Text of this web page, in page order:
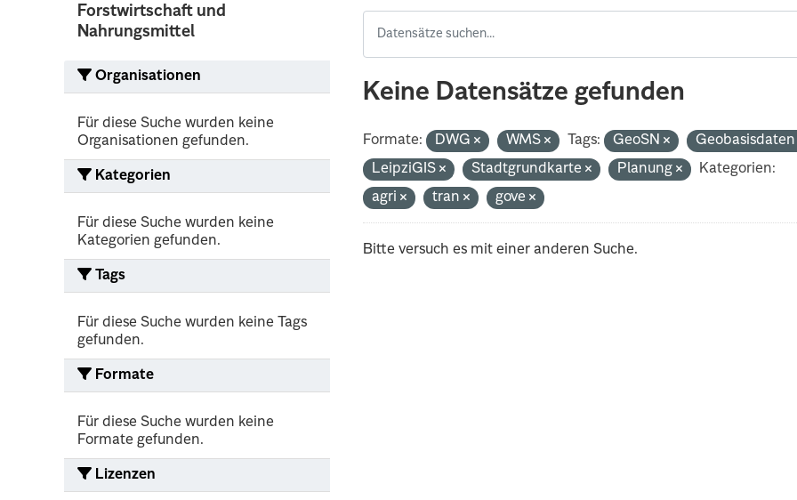
Forstwirtschaft und
Nahrungsmittel
Organisationen
Für diese Suche wurden keine
Organisationen gefunden.
Kategorien
Für diese Suche wurden keine
Kategorien gefunden.
Tags
Für diese Suche wurden keine Tags
gefunden.
Formate
Für diese Suche wurden keine
Formate gefunden.
Lizenzen
Keine Datensätze gefunden
Formate: DWG WMS Tags: GeoSN
LeipziGIS
Stadtgrundkarte Planung
Kategorien:
agri
tran gove
Bitte versuch es mit einer anderen Suche.